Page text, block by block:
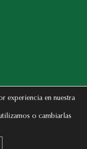
mentaliza.com
experiencia en nuestra
o cambiarlas